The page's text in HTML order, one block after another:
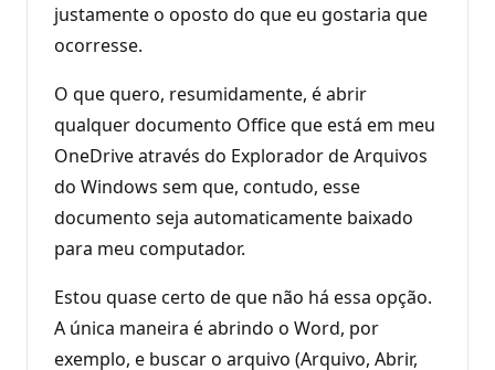
justamente o oposto do que eu gostaria que
ocorresse.
O que quero, resumidamente, é abrir
qualquer documento Office que está em meu
OneDrive através do Explorador de Arquivos
do Windows sem que, contudo, esse
documento seja automaticamente baixado
para meu computador.
Estou quase certo de que não há essa opção.
A única maneira é abrindo o Word, por
exemplo, e buscar o arquivo (Arquivo, Abrir,